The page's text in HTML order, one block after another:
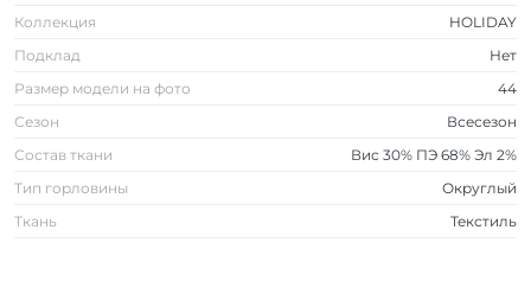
Коллекция
HOLIDAY
Подклад
Нет
Размер модели на фото
44
Сезон
Всесезон
Состав ткани
Вис 30% ПЭ 68% Эл 2%
Тип горловины
Округлый
Ткань
Текстиль